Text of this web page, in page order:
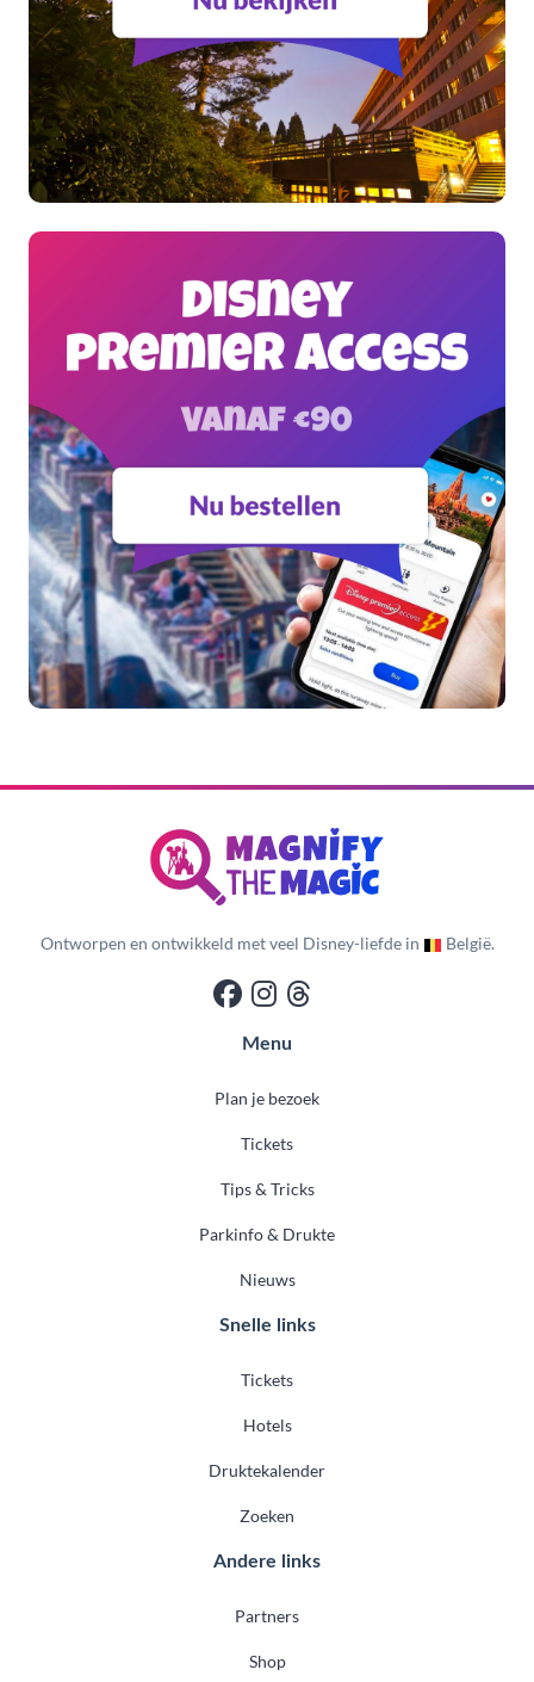
Ontworpen en ontwikkeld met veel Disney-liefde in België.
Menu
Plan je bezoek
Tickets
Tips & Tricks
Parkinfo & Drukte
Nieuws
Snelle links
Tickets
Hotels
Druktekalender
Zoeken
Andere links
Partners
Shop